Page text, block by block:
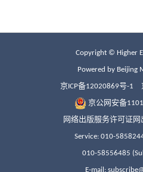
Copyright © Higher
Powered by Beijing
京ICP备12020869号-1
京公网安备
网络出版服务许可证网
Service: 010-
010-58556485
E-mail: